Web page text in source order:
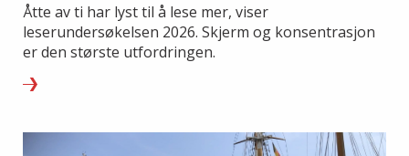
Åtte av ti har lyst til å lese mer, viser
leserundersøkelsen 2026. Skjerm og konsentrasjon
er den største utfordringen.